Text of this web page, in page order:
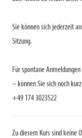
Sie können sich jederzeit
Sitzung.
Für spontane
– können Sie sich noch
+49 174 3023522
Zu diesem Kurs sind keine